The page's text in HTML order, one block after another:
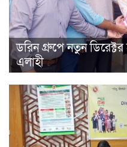
ডরিন গ্রুপে নতুন
এলাহী